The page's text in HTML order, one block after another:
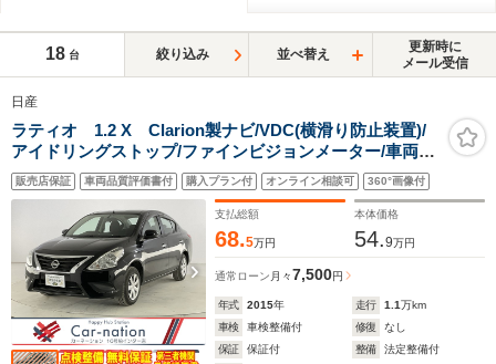
18 台 絞り込み 並べ替え
更新時に
メール受信
日産
ラティオ 1.2 X Clarion製ナビ/VDC(横滑り防止装置)/
アイドリングストップ/ファインビジョンメーター/車両情
報ディスプレイ/キーレスキー/ETC
販売店保証 車両品質評価書付 購入プラン付 オンライン相談可 360°画像付
支払総額
68.5万円
本体価格
54.9万円
通常ローン 月々7,500円
年式 2015年 走行 1.1万km
車検
車検整備付 修復
なし
保証
保証付 整備
法定整備付